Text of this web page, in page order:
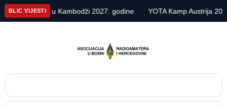
BLIC VIJESTIu Kambodži 2027. godine YOTA Kamp Austrija 2026